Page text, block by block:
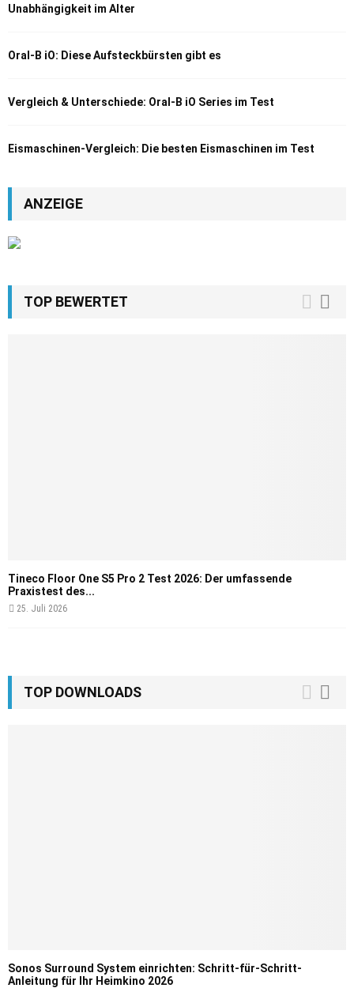
Unabhängigkeit im Alter
Oral-B iO: Diese Aufsteckbürsten gibt es
Vergleich & Unterschiede: Oral-B iO Series im Test
Eismaschinen-Vergleich: Die besten Eismaschinen im Test
ANZEIGE
TOP BEWERTET
Tineco Floor One S5 Pro 2 Test 2026: Der umfassende
Praxistest des...
25. Juli 2026
TOP DOWNLOADS
Sonos Surround System einrichten: Schritt-für-Schritt-
Anleitung für Ihr Heimkino 2026